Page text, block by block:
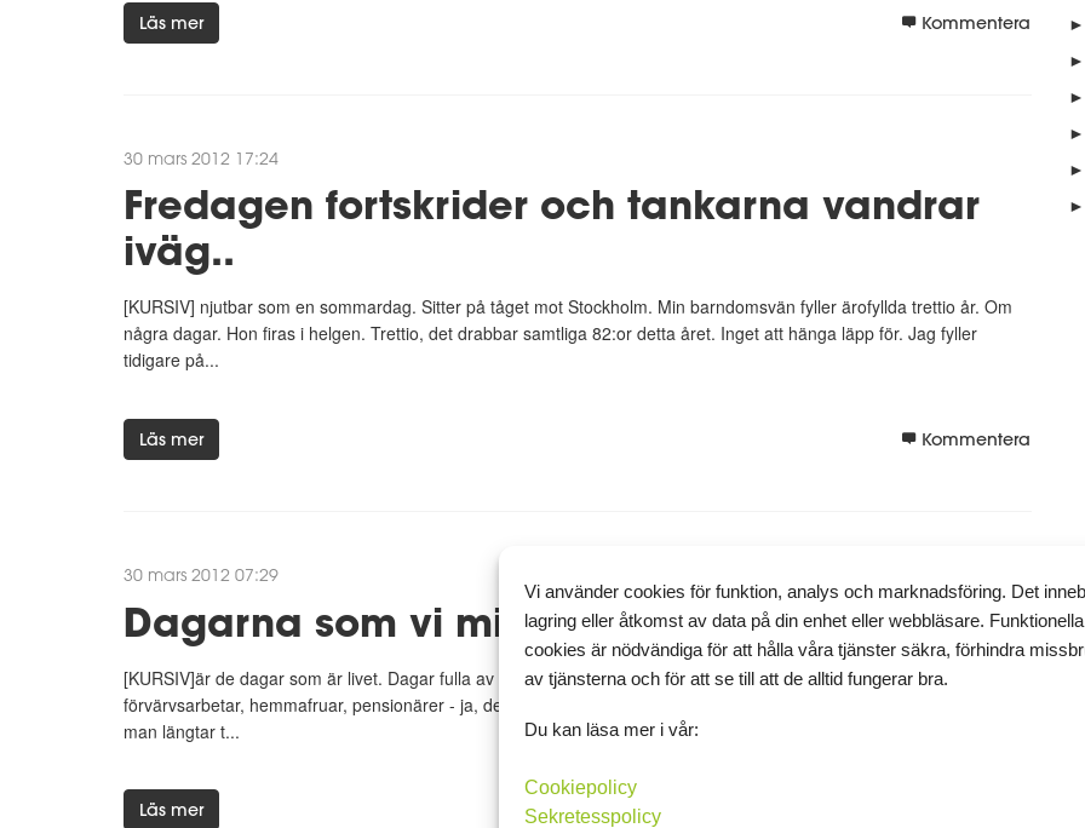
Läs mer Kommentera
30 mars 2012 17:24
Fredagen fortskrider och tankarna vandrar
iväg..
[KURSIV] njutbar som en sommardag. Sitter på tåget mot Stockholm. Min barndomsvän fyller ärofyllda trettio år. Om
några dagar. Hon firas i helgen. Trettio, det drabbar samtliga 82:or detta året. Inget att hänga läpp för. Jag fyller
tidigare på...
Läs mer Kommentera
30 mars 2012 07:29
Dagarna som vi minns...
[KURSIV]är de dagar som är livet. Dagar fulla av liv. Dagar värda att minnas. Fredagen är en dag av vikt för de som
förvärvsarbetar, hemmafruar, pensionärer - ja, de flesta skulle jag kunna tro.För oss som har en vardag som gör att
man längtar t...
Läs mer
►
►
►
►
►
►
Vi använder cookies för funktion, analys och marknadsföring. Det
lagring eller åtkomst av data på din enhet eller webbläsare. Funktionella
cookies är nödvändiga för att hålla våra tjänster säkra, förhindra
av tjänsterna och för att se till att de alltid fungerar bra.
Du kan läsa mer i vår:
Cookiepolicy
Sekretesspolicy